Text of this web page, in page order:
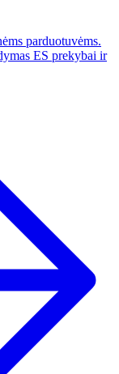
parduotuvėms.
ES prekybai ir